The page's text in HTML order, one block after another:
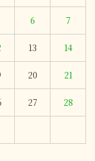
6 7
13 14
20 21
27 28